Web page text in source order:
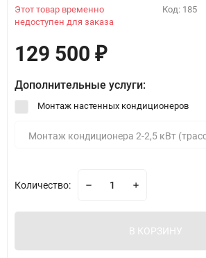
Код: 185
Этот товар временно
недоступен для заказа
129 500 ₽
Дополнительные услуги:
Монтаж настенных кондиционеров
Количество:
В КОРЗИНУ